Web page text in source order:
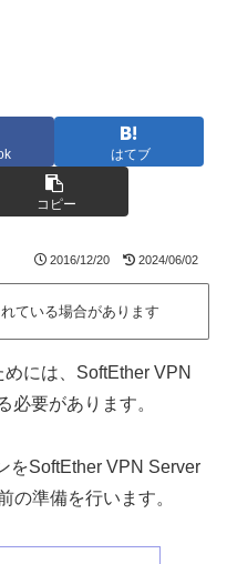
はてブ
コピー
2016/12/20 2024/06/02
ている場合があります
には、SoftEther VPN
必要があります。
をSoftEther VPN Server
の準備を行います。